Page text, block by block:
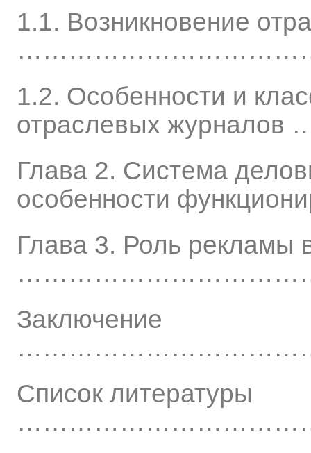
1.1. Возникновение
1.2. Особенности и
отраслевых
Глава 2. Система
особенности
Глава 3. Роль рекламы
Заключение
Список литературы